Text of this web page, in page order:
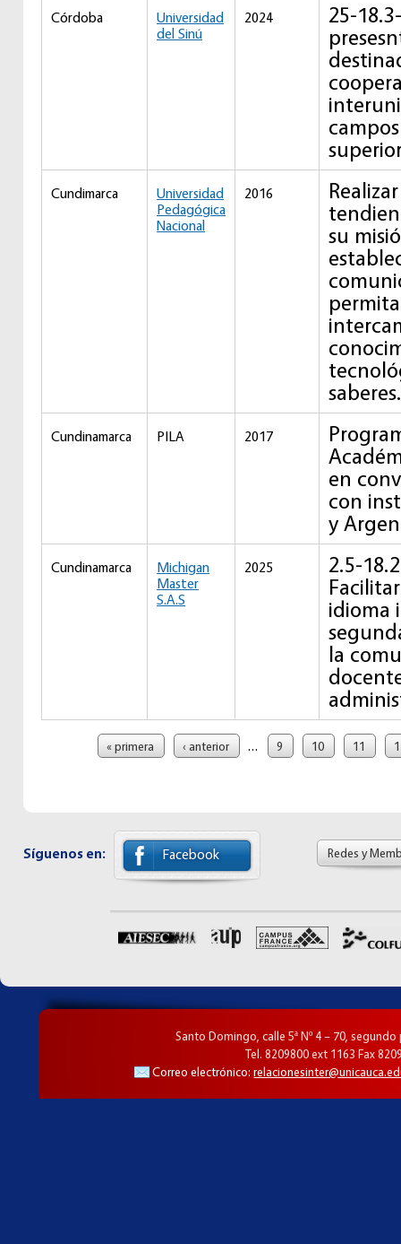
Córdoba
Universidad
del Sinú
2024
25-
Cundimarca
Universidad
Pedagógica
Nacional
2016
su
saberes.
Cundinamarca PILA 2017
en
con
y
Cundinamarca
Michigan
Master
S.A.S
2025
2.5-
idioma
la
Páginas« primera ‹ anterior … 9 10 11
Síguenos en: Facebook Redes y
Santo Domingo, calle 5ª Nº 4 – 70,
Tel. 8209800 ext 1163 Fax
Correo electrónico: